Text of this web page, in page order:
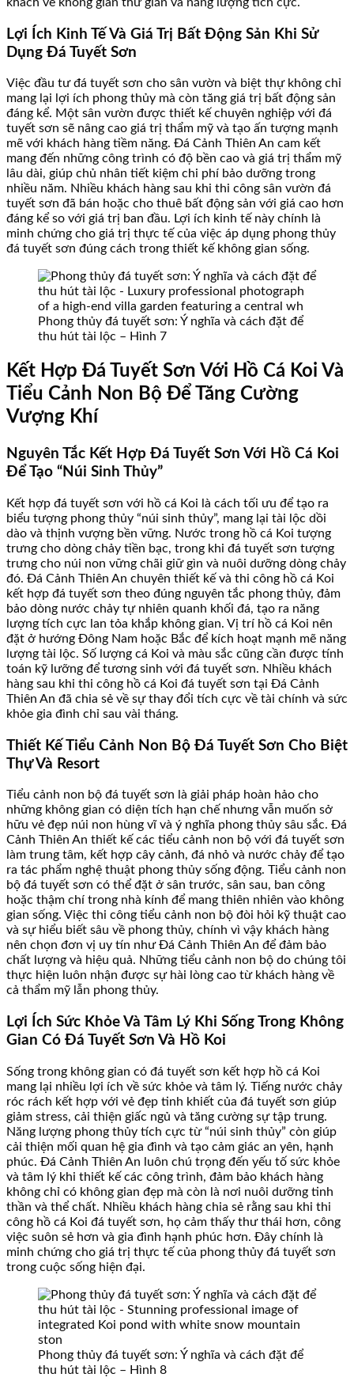
Lợi Ích Kinh Tế Và Giá Trị Bất Động Sản Khi Sử
Dụng Đá Tuyết Sơn
Việc đầu tư đá tuyết sơn cho sân vườn và biệt thự không chỉ
mang lại lợi ích phong thủy mà còn tăng giá trị bất động sản
đáng kể. Một sân vườn được thiết kế chuyên nghiệp với đá
tuyết sơn sẽ nâng cao giá trị thẩm mỹ và tạo ấn tượng mạnh
mẽ với khách hàng tiềm năng. Đá Cảnh Thiên An cam kết
mang đến những công trình có độ bền cao và giá trị thẩm mỹ
lâu dài, giúp chủ nhân tiết kiệm chi phí bảo dưỡng trong
nhiều năm. Nhiều khách hàng sau khi thi công sân vườn đá
tuyết sơn đã bán hoặc cho thuê bất động sản với giá cao hơn
đáng kể so với giá trị ban đầu. Lợi ích kinh tế này chính là
minh chứng cho giá trị thực tế của việc áp dụng phong thủy
đá tuyết sơn đúng cách trong thiết kế không gian sống.
Phong thủy đá tuyết sơn: Ý nghĩa và cách đặt để
thu hút tài lộc – Hình 7
Kết Hợp Đá Tuyết Sơn Với Hồ Cá Koi Và
Tiểu Cảnh Non Bộ Để Tăng Cường
Vượng Khí
Nguyên Tắc Kết Hợp Đá Tuyết Sơn Với Hồ Cá Koi
Để Tạo “Núi Sinh Thủy”
Kết hợp đá tuyết sơn với hồ cá Koi là cách tối ưu để tạo ra
biểu tượng phong thủy “núi sinh thủy”, mang lại tài lộc dồi
dào và thịnh vượng bền vững. Nước trong hồ cá Koi tượng
trưng cho dòng chảy tiền bạc, trong khi đá tuyết sơn tượng
trưng cho núi non vững chãi giữ gìn và nuôi dưỡng dòng chảy
đó. Đá Cảnh Thiên An chuyên thiết kế và thi công hồ cá Koi
kết hợp đá tuyết sơn theo đúng nguyên tắc phong thủy, đảm
bảo dòng nước chảy tự nhiên quanh khối đá, tạo ra năng
lượng tích cực lan tỏa khắp không gian. Vị trí hồ cá Koi nên
đặt ở hướng Đông Nam hoặc Bắc để kích hoạt mạnh mẽ năng
lượng tài lộc. Số lượng cá Koi và màu sắc cũng cần được tính
toán kỹ lưỡng để tương sinh với đá tuyết sơn. Nhiều khách
hàng sau khi thi công hồ cá Koi đá tuyết sơn tại Đá Cảnh
Thiên An đã chia sẻ về sự thay đổi tích cực về tài chính và sức
khỏe gia đình chỉ sau vài tháng.
Thiết Kế Tiểu Cảnh Non Bộ Đá Tuyết Sơn Cho Biệt
Thự Và Resort
Tiểu cảnh non bộ đá tuyết sơn là giải pháp hoàn hảo cho
những không gian có diện tích hạn chế nhưng vẫn muốn sở
hữu vẻ đẹp núi non hùng vĩ và ý nghĩa phong thủy sâu sắc. Đá
Cảnh Thiên An thiết kế các tiểu cảnh non bộ với đá tuyết sơn
làm trung tâm, kết hợp cây cảnh, đá nhỏ và nước chảy để tạo
ra tác phẩm nghệ thuật phong thủy sống động. Tiểu cảnh non
bộ đá tuyết sơn có thể đặt ở sân trước, sân sau, ban công
hoặc thậm chí trong nhà kính để mang thiên nhiên vào không
gian sống. Việc thi công tiểu cảnh non bộ đòi hỏi kỹ thuật cao
và sự hiểu biết sâu về phong thủy, chính vì vậy khách hàng
nên chọn đơn vị uy tín như Đá Cảnh Thiên An để đảm bảo
chất lượng và hiệu quả. Những tiểu cảnh non bộ do chúng tôi
thực hiện luôn nhận được sự hài lòng cao từ khách hàng về
cả thẩm mỹ lẫn phong thủy.
Lợi Ích Sức Khỏe Và Tâm Lý Khi Sống Trong Không
Gian Có Đá Tuyết Sơn Và Hồ Koi
Sống trong không gian có đá tuyết sơn kết hợp hồ cá Koi
mang lại nhiều lợi ích về sức khỏe và tâm lý. Tiếng nước chảy
róc rách kết hợp với vẻ đẹp tinh khiết của đá tuyết sơn giúp
giảm stress, cải thiện giấc ngủ và tăng cường sự tập trung.
Năng lượng phong thủy tích cực từ “núi sinh thủy” còn giúp
cải thiện mối quan hệ gia đình và tạo cảm giác an yên, hạnh
phúc. Đá Cảnh Thiên An luôn chú trọng đến yếu tố sức khỏe
và tâm lý khi thiết kế các công trình, đảm bảo khách hàng
không chỉ có không gian đẹp mà còn là nơi nuôi dưỡng tinh
thần và thể chất. Nhiều khách hàng chia sẻ rằng sau khi thi
công hồ cá Koi đá tuyết sơn, họ cảm thấy thư thái hơn, công
việc suôn sẻ hơn và gia đình hạnh phúc hơn. Đây chính là
minh chứng cho giá trị thực tế của phong thủy đá tuyết sơn
trong cuộc sống hiện đại.
Phong thủy đá tuyết sơn: Ý nghĩa và cách đặt để
thu hút tài lộc – Hình 8